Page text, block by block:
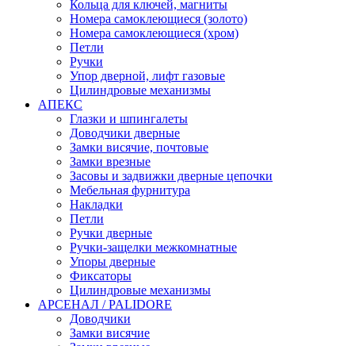
Кольца для ключей, магниты
Номера самоклеющиеся (золото)
Номера самоклеющиеся (хром)
Петли
Ручки
Упор дверной, лифт газовые
Цилиндровые механизмы
АПЕКС
Глазки и шпингалеты
Доводчики дверные
Замки висячие, почтовые
Замки врезные
Засовы и задвижки дверные цепочки
Мебельная фурнитура
Накладки
Петли
Ручки дверные
Ручки-защелки межкомнатные
Упоры дверные
Фиксаторы
Цилиндровые механизмы
АРСЕНАЛ / PALIDORE
Доводчики
Замки висячие